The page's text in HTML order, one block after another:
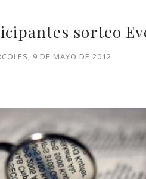
sorteo
9 DE MAYO DE 2012